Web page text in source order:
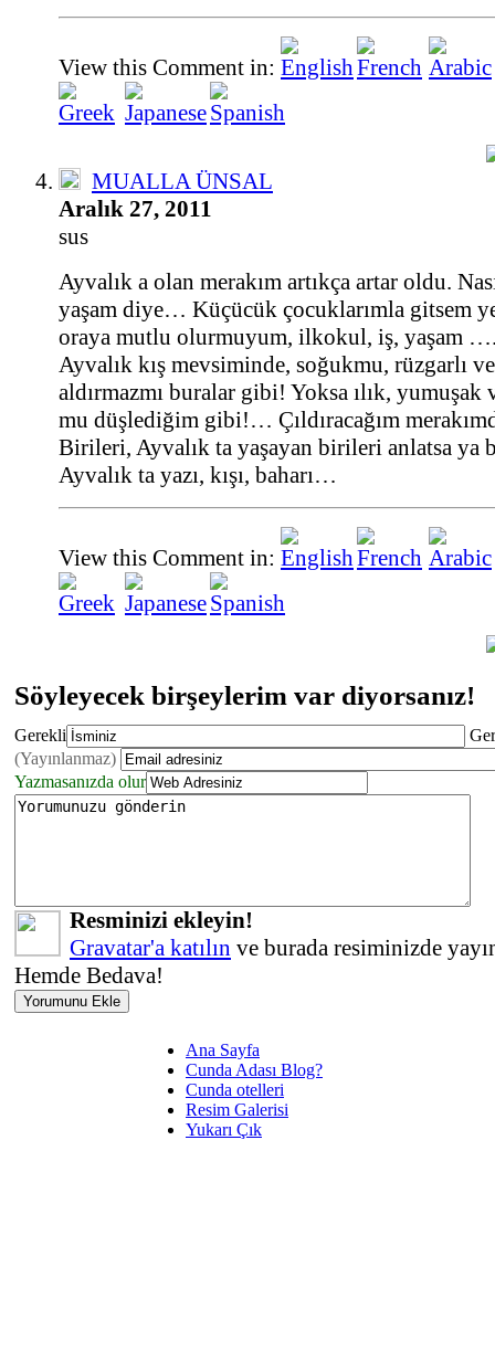
View this Comment in:
MUALLA ÜNSAL
Aralık 27, 2011
sus
Ayvalık a olan merakım artıkça artar oldu.
yaşam diye… Küçücük çocuklarımla gitsem
oraya mutlu olurmuyum, ilkokul, iş, yaşam ….
Ayvalık kış mevsiminde, soğukmu, rüzgarlı
aldırmazmı buralar gibi! Yoksa ılık, yumuşak
mu düşlediğim gibi!… Çıldıracağım
Birileri, Ayvalık ta yaşayan birileri anlatsa ya
Ayvalık ta yazı, kışı, baharı…
View this Comment in:
Söyleyecek birşeylerim var diyorsanız!
Gerekli
(Yayınlanmaz)
Yazmasanızda olur
Resminizi ekleyin!
Gravatar'a katılın ve burada resiminizde
Hemde Bedava!
Ana Sayfa
Cunda Adası Blog?
Cunda otelleri
Resim Galerisi
Yukarı Çık